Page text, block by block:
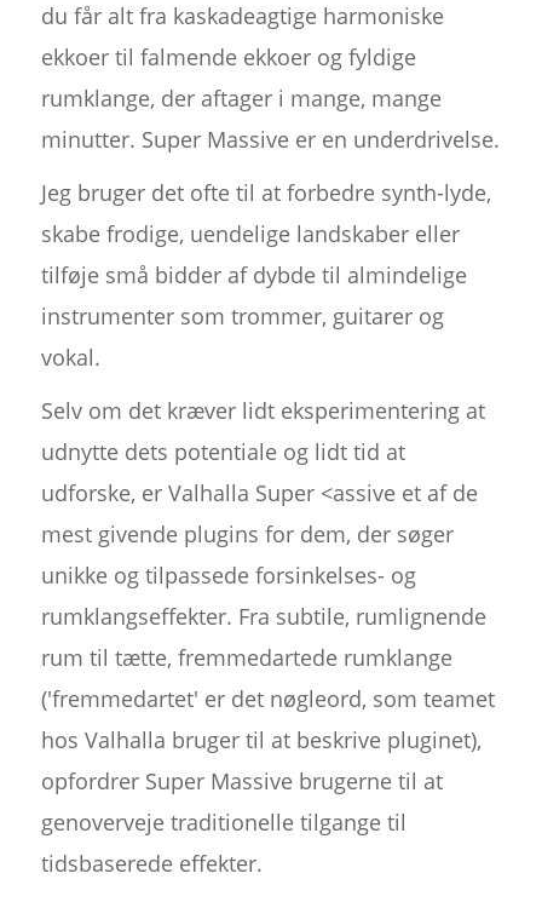
du får alt fra kaskadeagtige harmoniske
ekkoer til falmende ekkoer og fyldige
rumklange, der aftager i mange, mange
minutter. Super Massive er en underdrivelse.
Jeg bruger det ofte til at forbedre synth-lyde,
skabe frodige, uendelige landskaber eller
tilføje små bidder af dybde til almindelige
instrumenter som trommer, guitarer og
vokal.
Selv om det kræver lidt eksperimentering at
udnytte dets potentiale og lidt tid at
udforske, er Valhalla Super <assive et af de
mest givende plugins for dem, der søger
unikke og tilpassede forsinkelses- og
rumklangseffekter. Fra subtile, rumlignende
rum til tætte, fremmedartede rumklange
('fremmedartet' er det nøgleord, som teamet
hos Valhalla bruger til at beskrive pluginet),
opfordrer Super Massive brugerne til at
genoverveje traditionelle tilgange til
tidsbaserede effekter.